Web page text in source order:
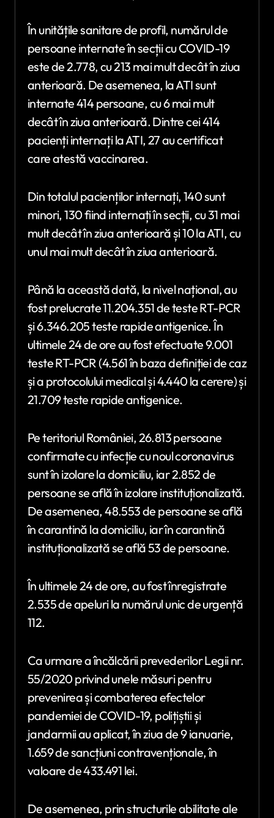
În unitățile sanitare de profil, numărul de
persoane internate în secții cu COVID-19
este de 2.778, cu 213 mai mult decât în ziua
anterioară. De asemenea, la ATI sunt
internate 414 persoane, cu 6 mai mult
decât în ziua anterioară. Dintre cei 414
pacienți internați la ATI, 27 au certificat
care atestă vaccinarea.
Din totalul pacienților internați, 140 sunt
minori, 130 fiind internați în secții, cu 31 mai
mult decât în ziua anterioară și 10 la ATI, cu
unul mai mult decât în ziua anterioară.
Până la această dată, la nivel național, au
fost prelucrate 11.204.351 de teste RT-PCR
și 6.346.205 teste rapide antigenice. În
ultimele 24 de ore au fost efectuate 9.001
teste RT-PCR (4.561 în baza definiției de caz
și a protocolului medical și 4.440 la cerere) și
21.709 teste rapide antigenice.
Pe teritoriul României, 26.813 persoane
confirmate cu infecție cu noul coronavirus
sunt în izolare la domiciliu, iar 2.852 de
persoane se află în izolare instituționalizată.
De asemenea, 48.553 de persoane se află
în carantină la domiciliu, iar în carantină
instituționalizată se află 53 de persoane.
În ultimele 24 de ore, au fost înregistrate
2.535 de apeluri la numărul unic de urgență
112.
Ca urmare a încălcării prevederilor Legii nr.
55/2020 privind unele măsuri pentru
prevenirea și combaterea efectelor
pandemiei de COVID-19, polițiștii și
jandarmii au aplicat, în ziua de 9 ianuarie,
1.659 de sancțiuni contravenționale, în
valoare de 433.491 lei.
De asemenea, prin structurile abilitate ale